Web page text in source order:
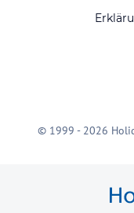
© 1999 - 2026